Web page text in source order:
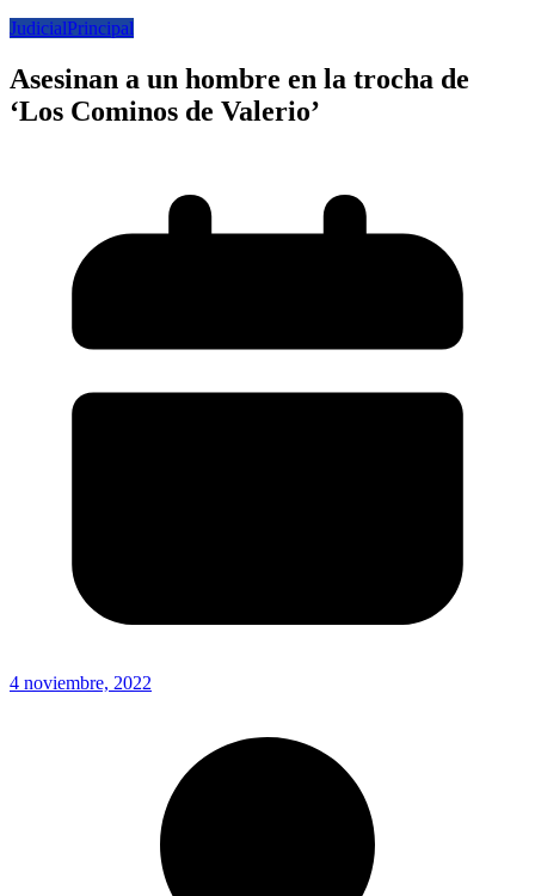
JudicialPrincipal
Asesinan a un hombre en la trocha de
‘Los Cominos de Valerio’
4 noviembre, 2022